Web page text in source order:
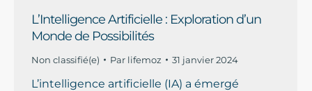
L’Intelligence Artificielle : Exploration d’un
Monde de Possibilités
Non classifié(e) Par lifemoz 31 janvier 2024
L’intelligence artificielle (IA) a émergé